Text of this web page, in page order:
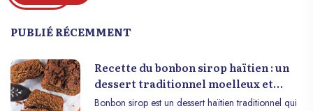
PUBLIÉ RÉCEMMENT
Recette du bonbon sirop haïtien : un
dessert traditionnel moelleux et
épicé à la mélasse
Bonbon sirop est un dessert haïtien traditionnel qui